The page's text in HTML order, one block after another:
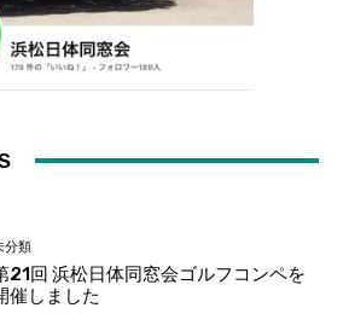
分類
21回 浜松日体同窓会ゴルフコンペを
催しました